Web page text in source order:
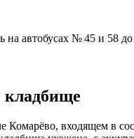
на автобусах № 45 и 58
кладбище
Комарёво, входящем в